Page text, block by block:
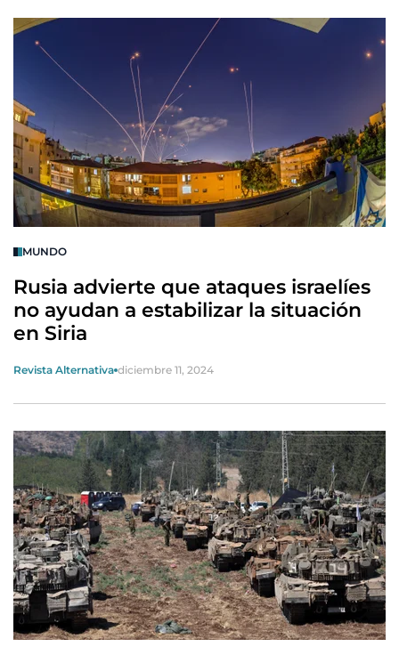
MUNDO
Rusia advierte que ataques israelíes
no ayudan a estabilizar la situación
en Siria
Revista Alternativa diciembre 11, 2024